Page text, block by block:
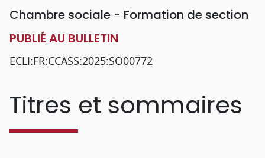
Chambre sociale - Formation de section
PUBLIÉ AU BULLETIN
ECLI:FR:CCASS:2025:SO00772
Titres et sommaires